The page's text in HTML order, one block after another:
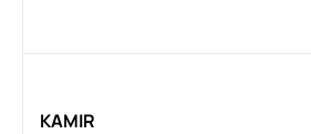
KAMIR